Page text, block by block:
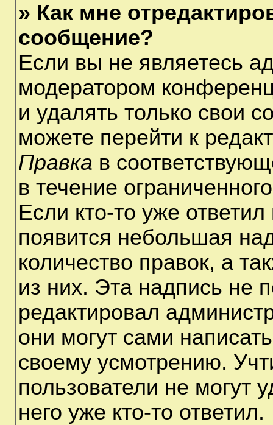
» Как мне
сообщение?
Если вы не являетесь
модератором
и удалять только свои
можете перейти к
Правка в
в течение
Если кто-то уже
появится небольшая
количество правок, а
из них. Эта надпись не
редактировал
они могут сами
своему усмотрению.
пользователи не могут
него уже кто-то ответил.